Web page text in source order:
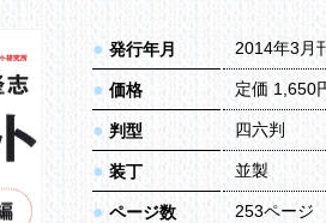
● 発行年月 2014年3月
● 価格 定価 1,650
● 判型 四六判
● 装丁 並製
● ページ数 253ページ